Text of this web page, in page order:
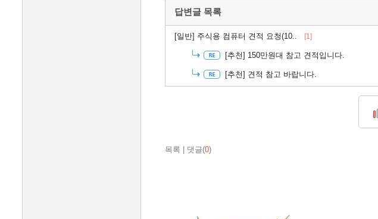
답변글 목록
[일반] 주식용 컴퓨터 견적 요청(10.. [1]
[추천] 150만원대 참고 견적입니다.
[추천] 견적 참고 바랍니다.
목록 댓글(0)